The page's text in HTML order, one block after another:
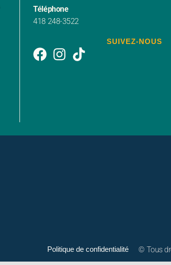
Téléphone
418 248-3522
SUIVEZ-NOUS
Politique de confidentialité © Tous